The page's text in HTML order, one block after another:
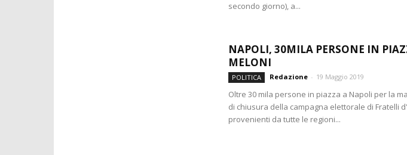
secondo giorno), a...
NAPOLI, 30MILA PERSONE IN
MELONI
POLITICA Redazione - 19 Maggio 2019
Oltre 30 mila persone in piazza a Napoli per la
di chiusura della campagna elettorale di Fratelli
provenienti da tutte le regioni...